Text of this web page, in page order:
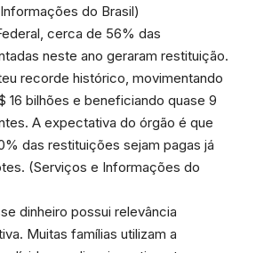
do Brasil)
cerca de 56% das
neste ano geraram restituição.
recorde histórico, movimentando
16 bilhões e beneficiando quase 9
A expectativa do órgão é que
das restituições sejam pagas já
(Serviços e Informações do
dinheiro possui relevância
Muitas famílias utilizam a